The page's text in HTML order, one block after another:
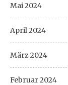
Mai 2024
April 2024
März 2024
Februar 2024